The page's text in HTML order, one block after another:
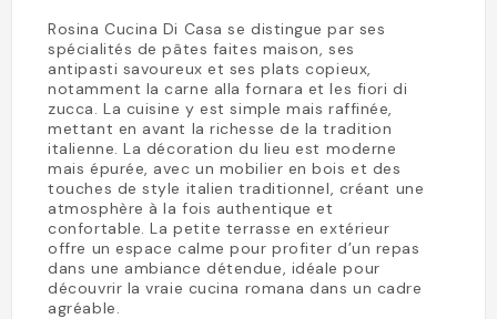
Rosina Cucina Di Casa se distingue par ses
spécialités de pâtes faites maison, ses
antipasti savoureux et ses plats copieux,
notamment la carne alla fornara et les fiori di
zucca. La cuisine y est simple mais raffinée,
mettant en avant la richesse de la tradition
italienne. La décoration du lieu est moderne
mais épurée, avec un mobilier en bois et des
touches de style italien traditionnel, créant une
atmosphère à la fois authentique et
confortable. La petite terrasse en extérieur
offre un espace calme pour profiter d’un repas
dans une ambiance détendue, idéale pour
découvrir la vraie cucina romana dans un cadre
agréable.